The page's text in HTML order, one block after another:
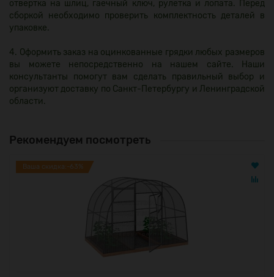
отвертка на шлиц, гаечный ключ, рулетка и лопата. Перед
сборкой необходимо проверить комплектность деталей в
упаковке.
4. Оформить заказ на оцинкованные грядки любых размеров
вы можете непосредственно на нашем сайте. Наши
консультанты помогут вам сделать правильный выбор и
организуют доставку по Санкт-Петербургу и Ленинградской
области.
Рекомендуем посмотреть
Ваша скидка:-63%